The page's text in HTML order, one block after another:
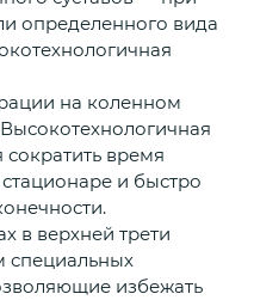
определенного вида
на коленном
время
и быстро
в верхней трети
специальных
избежать